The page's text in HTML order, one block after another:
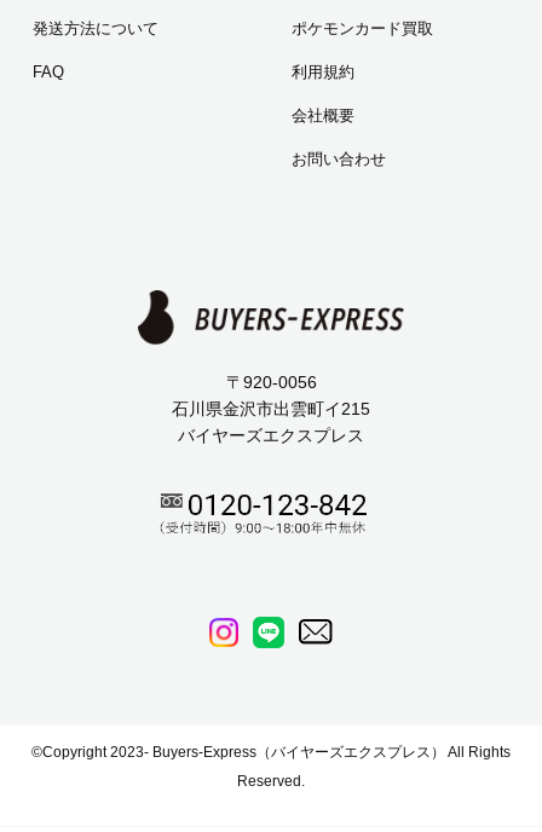
発送方法について
FAQ
ポケモンカード買取
利用規約
会社概要
お問い合わせ
〒920-0056
石川県金沢市出雲町イ215
バイヤーズエクスプレス
©Copyright 2023- Buyers-Express（バイヤーズエクスプレス） All Rights
Reserved.